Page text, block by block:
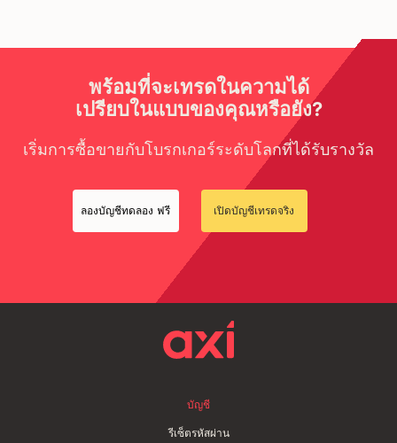
พร้อมที่จะเทรดในความได้
เปรียบในแบบของคุณหรือยัง?
เริ่มการซื้อขายกับโบรกเกอร์ระดับโลกที่ได้รับรางวัล
ลองบัญชีทดลอง ฟรี เปิดบัญชีเทรดจริง
บัญชี
รีเซ็ตรหัสผ่าน